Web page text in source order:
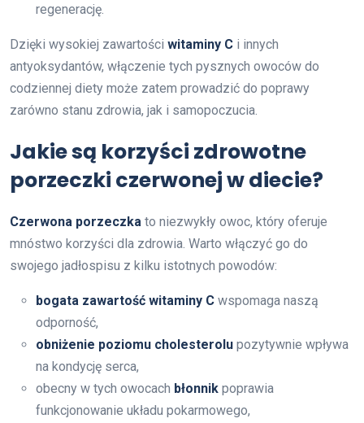
regenerację.
Dzięki wysokiej zawartości witaminy C i innych
antyoksydantów, włączenie tych pysznych owoców do
codziennej diety może zatem prowadzić do poprawy
zarówno stanu zdrowia, jak i samopoczucia.
Jakie są korzyści zdrowotne
porzeczki czerwonej w diecie?
Czerwona porzeczka to niezwykły owoc, który oferuje
mnóstwo korzyści dla zdrowia. Warto włączyć go do
swojego jadłospisu z kilku istotnych powodów:
bogata zawartość witaminy C wspomaga naszą
odporność,
obniżenie poziomu cholesterolu pozytywnie wpływa
na kondycję serca,
obecny w tych owocach błonnik poprawia
funkcjonowanie układu pokarmowego,